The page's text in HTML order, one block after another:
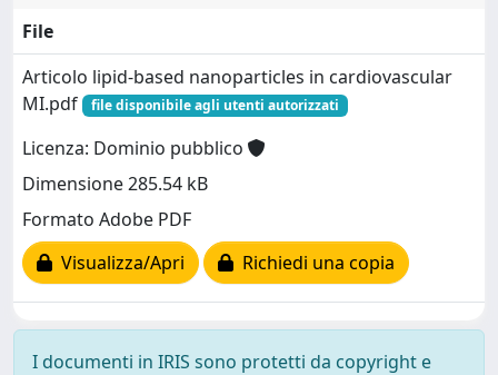
File
Articolo lipid-based nanoparticles in cardiovascular
MI.pdf
file disponibile agli utenti autorizzati
Licenza: Dominio pubblico
Dimensione 285.54 kB
Formato Adobe PDF
Visualizza/Apri
Richiedi una copia
I documenti in IRIS sono protetti da copyright e